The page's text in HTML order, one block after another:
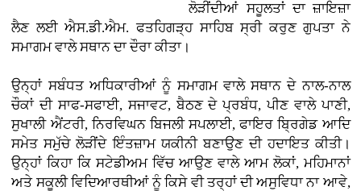
ਲੋੜੀਂਦੀਆਂ ਸਹੂਲਤਾਂ ਦਾ ਜ਼ਾਇਜ਼ਾ
ਲੈਣ ਲਈ ਐਸ.ਡੀ.ਐਮ. ਫਤਹਿਗੜ੍ਹ ਸਾਹਿਬ ਸ੍ਰੀ ਕਰੁਣ ਗੁਪਤਾ ਨੇ
ਸਮਾਗਮ ਵਾਲੇ ਸਥਾਨ ਦਾ ਦੌਰਾ ਕੀਤਾ।
ਉਨ੍ਹਾਂ ਸਬੰਧਤ ਅਧਿਕਾਰੀਆਂ ਨੂੰ ਸਮਾਗਮ ਵਾਲੇ ਸਥਾਨ ਦੇ ਨਾਲ-ਨਾਲ
ਚੌਕਾਂ ਦੀ ਸਾਫ-ਸਫਾਈ, ਸਜਾਵਟ, ਬੈਠਣ ਦੇ ਪ੍ਰਬੰਧ, ਪੀਣ ਵਾਲੇ ਪਾਣੀ,
ਸੁਖਾਲੀ ਐਂਟਰੀ, ਨਿਰਵਿਘਨ ਬਿਜਲੀ ਸਪਲਾਈ, ਫਾਇਰ ਬ੍ਰਿਗੇਡ ਆਦਿ
ਸਮੇਤ ਸਮੁੱਚੇ ਲੋੜੀਂਦੇ ਇੰਤਜ਼ਾਮ ਯਕੀਨੀ ਬਣਾਉਣ ਦੀ ਹਦਾਇਤ ਕੀਤੀ।
ਉਨ੍ਹਾਂ ਕਿਹਾ ਕਿ ਸਟੇਡੀਅਮ ਵਿੱਚ ਆਉਣ ਵਾਲੇ ਆਮ ਲੋਕਾਂ, ਮਹਿਮਾਨਾਂ
ਅਤੇ ਸਕੂਲੀ ਵਿਦਿਆਰਥੀਆਂ ਨੂੰ ਕਿਸੇ ਵੀ ਤਰ੍ਹਾਂ ਦੀ ਅਸੁਵਿਧਾ ਨਾ ਆਵੇ,